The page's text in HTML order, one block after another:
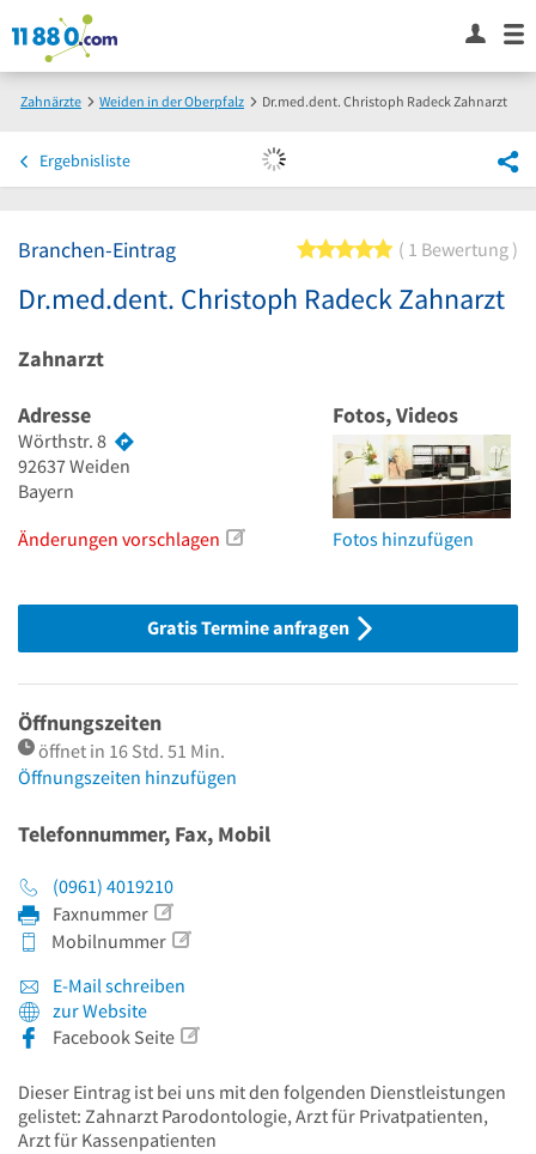
Zahnärzte Weiden in der Oberpfalz Dr.med.dent. Christoph Radeck Zahnarzt
Ergebnisliste
Branchen-Eintrag 5 von 5 Sternen
1 Bewertung
Dr.med.dent. Christoph Radeck Zahnarzt
Zahnarzt
Adresse
Wörthstr. 8
92637Weiden
Bayern
Änderungen vorschlagen
Fotos, Videos
Fotos hinzufügen
Gratis Termine anfragen
Öffnungszeiten
öffnet in 16 Std. 51 Min.
Öffnungszeiten hinzufügen
Telefonnummer, Fax, Mobil
(0961) 4019210
Faxnummer
Mobilnummer
E-Mail schreiben
zur Website
Facebook Seite
Dieser Eintrag ist bei uns mit den folgenden Dienstleistungen
gelistet: Zahnarzt Parodontologie, Arzt für Privatpatienten,
Arzt für Kassenpatienten